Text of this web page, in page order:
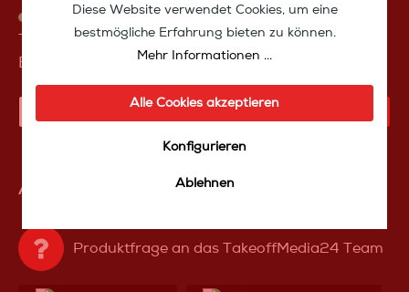
sofort verfügbar, Lieferzeit sofort ab Lager
Takeoff Media, oder Abholung in 56288
Braunshorn (nach Rücksprache)
IN DEN WARENKORB
Artikelnummer: IZP5Vweiß
Produktfrage an das TakeoffMedia24 Team
Diese Website verwendet Cookies, um eine
bestmögliche Erfahrung bieten zu können.
Mehr Informationen ...
Alle Cookies akzeptieren
Konfigurieren
Ablehnen